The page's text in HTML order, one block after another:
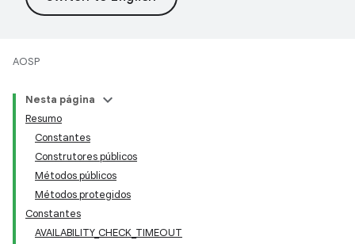
AOSP
Nesta página
Resumo
Constantes
Construtores públicos
Métodos públicos
Métodos protegidos
Constantes
AVAILABILITY_CHECK_TIMEOUT